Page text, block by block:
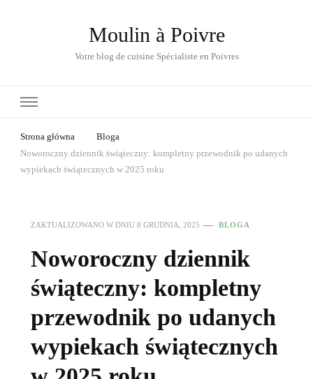
Moulin à Poivre
Votre blog de cuisine Spécialiste en Poivres
Strona główna
Bloga
Noworoczny dziennik świąteczny: kompletny przewodnik po udanych
wypiekach świątecznych w 2025 roku
ZAKTUALIZOWANO W DNIU 8 GRUDNIA, 2025 BLOGA
Noworoczny dziennik
świąteczny: kompletny
przewodnik po udanych
wypiekach świątecznych